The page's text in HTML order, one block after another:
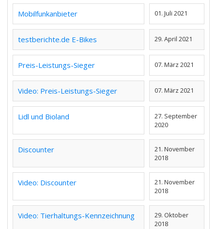
Mobilfunkanbieter 01. Juli 2021
testberichte.de E-Bikes 29. April 2021
Preis-Leistungs-Sieger 07. März 2021
Video: Preis-Leistungs-Sieger 07. März 2021
Lidl und Bioland
27. September
2020
Discounter
21. November
2018
Video: Discounter
21. November
2018
Video: Tierhaltungs-Kennzeichnung
29. Oktober
2018